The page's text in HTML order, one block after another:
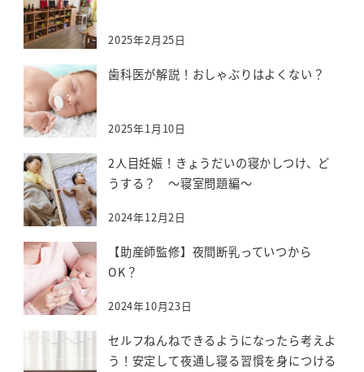
2025年2月25日
歯科医が解説！おしゃぶりはよくない？
2025年1月10日
2人目妊娠！きょうだいの寝かしつけ、ど
うする？ ～寝室問題編～
2024年12月2日
【助産師監修】夜間断乳っていつから
OK？
2024年10月23日
セルフねんねできるようになったら考えよ
う！安定して夜通し寝る習慣を身につける